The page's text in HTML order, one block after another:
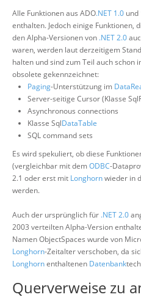
Alle Funktionen aus ADO.NET 1.0 und
enthalten. Jedoch einige Funktionen,
den Alpha-Versionen von .NET 2.0
waren, werden laut derzeitigem
halten und sind zum Teil auch schon
obsolete gekennzeichnet:
Paging-Unterstützung im
Server-seitige Cursor (Klasse
Asynchronous connections
Klasse SqlDataTable
SQL command sets
Es wird spekuliert, ob diese
(vergleichbar mit demODBC-
2.1 oder erst mit Longhornwieder in
werden.
Auch der ursprünglich für .NET 2.0
2003 verteilten Alpha-Version
Namen ObjectSpaces wurde von
Longhorn-Zeitalter verschoben, da
Longhornenthaltenen Datenbank
Querverweise zu